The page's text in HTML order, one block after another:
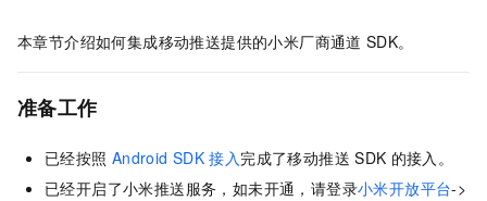
本章节介绍如何集成移动推送提供的小米厂商通道 SDK。
准备工作
已经按照 Android SDK 接入完成了移动推送 SDK 的接入。
已经开启了小米推送服务，如未开通，请登录小米开放平台->